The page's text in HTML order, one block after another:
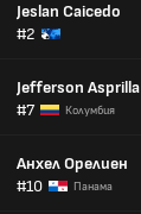
Jeslan Caicedo
#2
Jefferson Asprilla
#7
Колумбия
Анхел Орелиен
#10
Панама